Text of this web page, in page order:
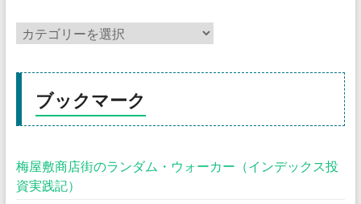
ブックマーク
梅屋敷商店街のランダム・ウォーカー（インデックス投
資実践記）